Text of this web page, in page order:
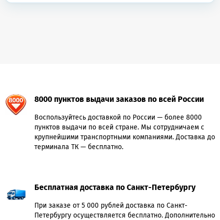
8000 пунктов выдачи заказов по всей России
Воспользуйтесь доставкой по России — более 8000
пунктов выдачи по всей стране. Мы сотрудничаем с
крупнейшими транспортными компаниями. Доставка до
терминала ТК — бесплатно.
Бесплатная доставка по Санкт-Петербургу
При заказе от 5 000 рублей доставка по Санкт-
Петербургу осуществляется бесплатно. Дополнительно